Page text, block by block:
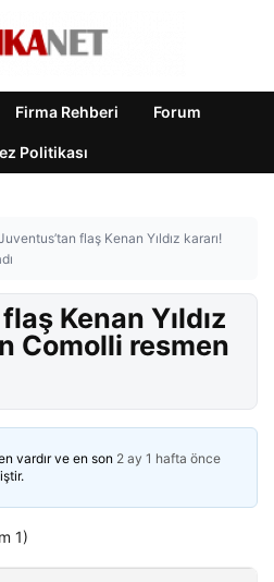
Firma Rehberi Forum
Politikası
flaş Kenan Yıldız kararı!
Kenan Yıldız
Comolli resmen
vardır ve en son 2 ay 1 hafta önce
1)